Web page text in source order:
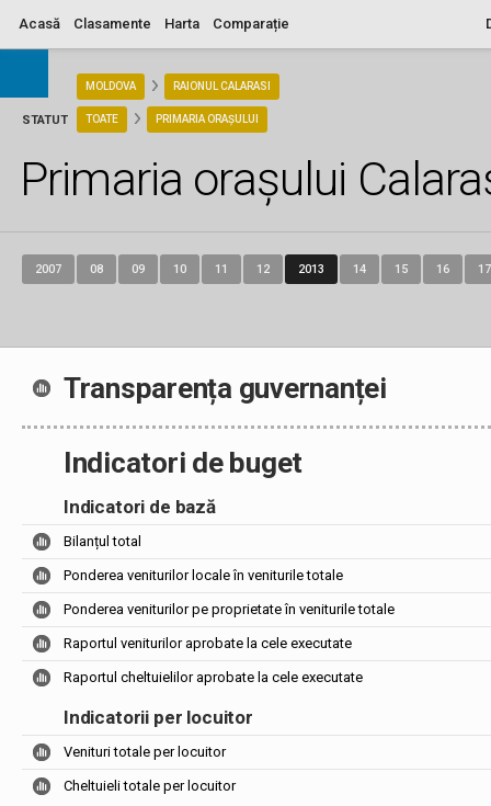
Acasă Clasamente Harta Comparație
STATUT
MOLDOVA RAIONUL CALARASI
TOATE PRIMARIA ORAȘULUI
Primaria orașului
2007 08 09 10 11 12 2013 14 15 16 17
Transparența guvernanței
Indicatori de buget
Indicatori de bază
Bilanțul total
Ponderea veniturilor locale în veniturile totale
Ponderea veniturilor pe proprietate în veniturile totale
Raportul veniturilor aprobate la cele executate
Raportul cheltuielilor aprobate la cele executate
Indicatorii per locuitor
Venituri totale per locuitor
Cheltuieli totale per locuitor